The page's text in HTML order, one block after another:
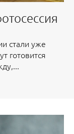
стали уже
готовится